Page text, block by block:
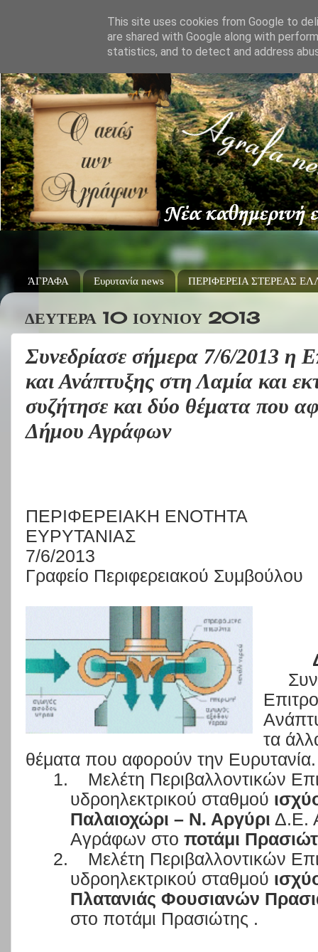
ΆΓΡΑΦΑ Ευρυτανία news ΠΕΡΙΦΕΡΕΙΑ ΣΤΕΡΕΑΣ
ΔΕΥΤΈΡΑ 10 ΙΟΥΝΊΟΥ 2013
Συνεδρίασε σήμερα 7/6/2013 η
και Ανάπτυξης στη Λαμία και
συζήτησε και δύο θέματα που
Δήμου Αγράφων
ΠΕΡΙΦΕΡΕΙΑΚΗ ΕΝΟΤΗΤΑ
ΕΥΡΥΤΑΝΙΑΣ
7/6/2013
Γραφείο Περιφερειακού Συμβούλου
τα
θέματα που αφορούν την Ευρυτανία.
1.
Μελέτη Περιβαλλοντικών
υδροηλεκτρικού σταθμού
Παλαιοχώρι – Ν. Αργύρι Δ.Ε.
Αγράφων στοποτάμι
2.
Μελέτη Περιβαλλοντικών
υδροηλεκτρικού σταθμού
Πλατανιάς Φουσιανών
στο ποτάμι Πρασιώτης .
This site uses cookies from Google to
are shared with Google along with
statistics, and to detect and address